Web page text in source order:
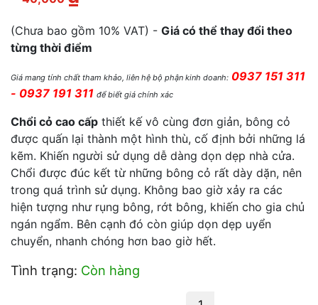
(Chưa bao gồm 10% VAT) - Giá có thể thay đổi theo
từng thời điểm
Giá mang tính chất tham khảo, liên hệ bộ phận kinh doanh: 0937 151 311
- 0937 191 311 để biết giá chính xác
Chổi cỏ cao cấp thiết kế vô cùng đơn giản, bông cỏ
được quấn lại thành một hình thù, cố định bởi những lá
kẽm. Khiến người sử dụng dễ dàng dọn dẹp nhà cửa.
Chổi được đúc kết từ những bông cỏ rất dày dặn, nên
trong quá trình sử dụng. Không bao giờ xảy ra các
hiện tượng như rụng bông, rớt bông, khiến cho gia chủ
ngán ngẩm. Bên cạnh đó còn giúp dọn dẹp uyển
chuyển, nhanh chóng hơn bao giờ hết.
Tình trạng: Còn hàng